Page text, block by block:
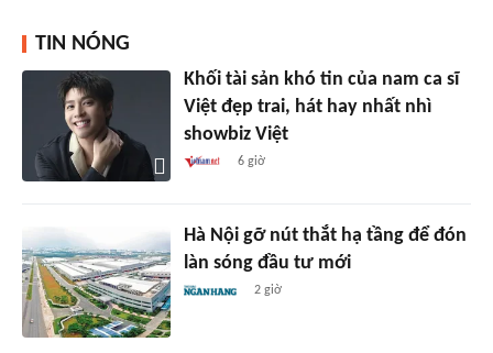
TIN NÓNG
Khối tài sản khó tin của nam ca sĩ
Việt đẹp trai, hát hay nhất nhì
showbiz Việt
6 giờ
Hà Nội gỡ nút thắt hạ tầng để đón
làn sóng đầu tư mới
2 giờ